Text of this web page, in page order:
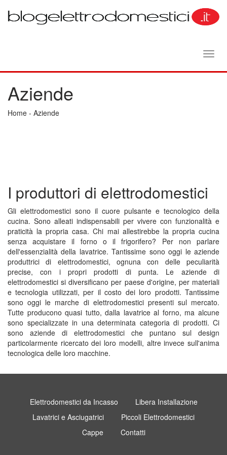
Aziende
Home - Aziende
I produttori di elettrodomestici
Gli elettrodomestici sono il cuore pulsante e tecnologico della
cucina. Sono alleati indispensabili per vivere con funzionalità e
praticità la propria casa. Chi mai allestirebbe la propria cucina
senza acquistare il forno o il frigorifero? Per non parlare
dell'essenzialità della lavatrice. Tantissime sono oggi le aziende
produttrici di elettrodomestici, ognuna con delle peculiarità
precise, con i propri prodotti di punta. Le aziende di
elettrodomestici si diversificano per paese d'origine, per materiali
e tecnologia utilizzati, per il costo dei loro prodotti. Tantissime
sono oggi le marche di elettrodomestici presenti sul mercato.
Tutte producono quasi tutto, dalla lavatrice al forno, ma alcune
sono specializzate in una determinata categoria di prodotti. Ci
sono aziende di elettrodomestici che puntano sul design
particolarmente ricercato dei loro modelli, altre invece sull'anima
tecnologica delle loro macchine.
Elettrodomestici da Incasso
Libera Installazione
Lavatrici e Asciugatrici
Piccoli Elettrodomestici
Cappe
Contatti